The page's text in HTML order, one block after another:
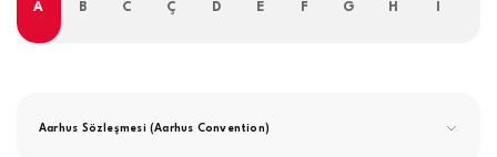
A B C Ç D E F G H
Aarhus Sözleşmesi (Aarhus Convention)